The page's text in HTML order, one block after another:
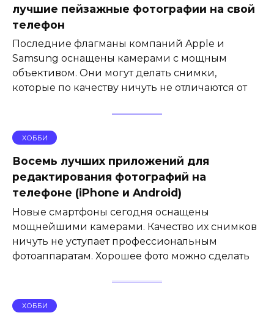
лучшие пейзажные фотографии на свой
телефон
Последние флагманы компаний Apple и
Samsung оснащены камерами с мощным
объективом. Они могут делать снимки,
которые по качеству ничуть не отличаются от
ХОББИ
Восемь лучших приложений для
редактирования фотографий на
телефоне (iPhone и Android)
Новые смартфоны сегодня оснащены
мощнейшими камерами. Качество их снимков
ничуть не уступает профессиональным
фотоаппаратам. Хорошее фото можно сделать
ХОББИ